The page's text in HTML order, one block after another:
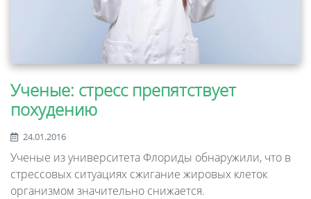
Ученые: стресс препятствует
похудению
24.01.2016
Ученые из университета Флориды обнаружили, что в
стрессовых ситуациях сжигание жировых клеток
организмом значительно снижается.